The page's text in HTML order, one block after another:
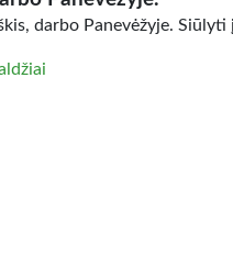
darbo Panevėžyje.